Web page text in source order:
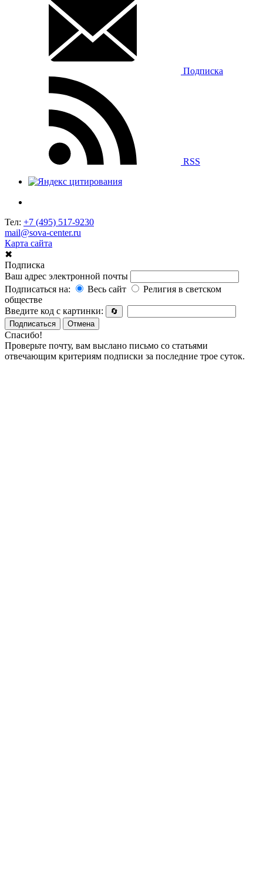
Подписка
RSS
Тел: +7 (495) 517-9230
mail@sova-center.ru
Карта сайта
✖
Подписка
Ваш адрес электронной почты
Подписаться на:
Весь сайт
Религия в светском
обществе
Введите код с картинки:
🔄
Подписаться
Отмена
Спасибо!
Проверьте почту, вам выслано письмо со статьями
отвечающим критериям подписки за последние трое суток.